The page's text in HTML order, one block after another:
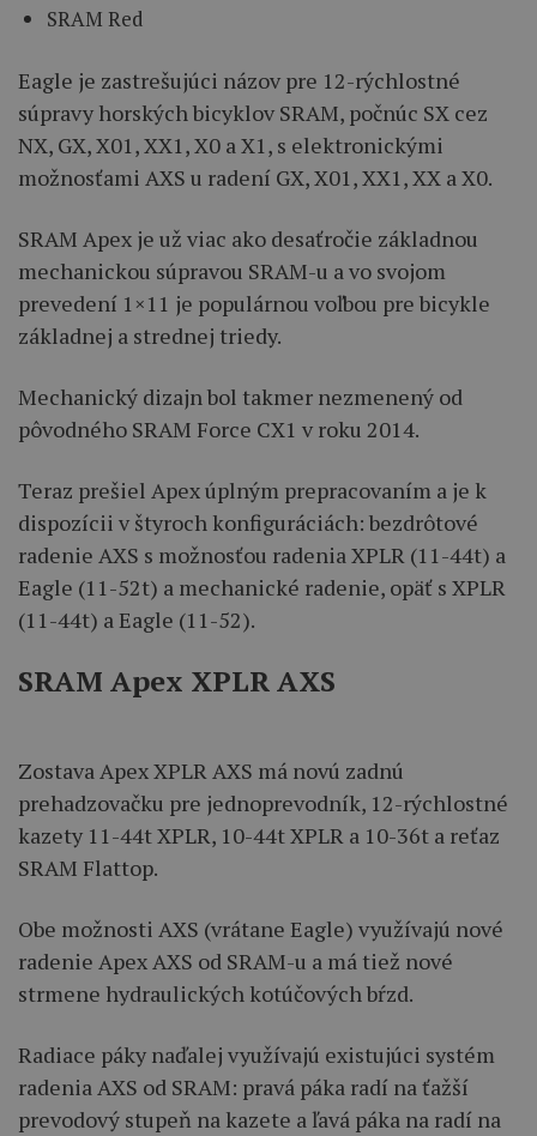
SRAM Red
Eagle je zastrešujúci názov pre 12-rýchlostné
súpravy horských bicyklov SRAM, počnúc SX cez
NX, GX, X01, XX1, X0 a X1, s elektronickými
možnosťami AXS u radení GX, X01, XX1, XX a X0.
SRAM Apex je už viac ako desaťročie základnou
mechanickou súpravou SRAM-u a vo svojom
prevedení 1×11 je populárnou voľbou pre bicykle
základnej a strednej triedy.
Mechanický dizajn bol takmer nezmenený od
pôvodného SRAM Force CX1 v roku 2014.
Teraz prešiel Apex úplným prepracovaním a je k
dispozícii v štyroch konfiguráciách: bezdrôtové
radenie AXS s možnosťou radenia XPLR (11-44t) a
Eagle (11-52t) a mechanické radenie, opäť s XPLR
(11-44t) a Eagle (11-52).
SRAM Apex XPLR AXS
Zostava Apex XPLR AXS má novú zadnú
prehadzovačku pre jednoprevodník, 12-rýchlostné
kazety 11-44t XPLR, 10-44t XPLR a 10-36t a reťaz
SRAM Flattop.
Obe možnosti AXS (vrátane Eagle) využívajú nové
radenie Apex AXS od SRAM-u a má tiež nové
strmene hydraulických kotúčových bŕzd.
Radiace páky naďalej využívajú existujúci systém
radenia AXS od SRAM: pravá páka radí na ťažší
prevodový stupeň na kazete a ľavá páka na radí na